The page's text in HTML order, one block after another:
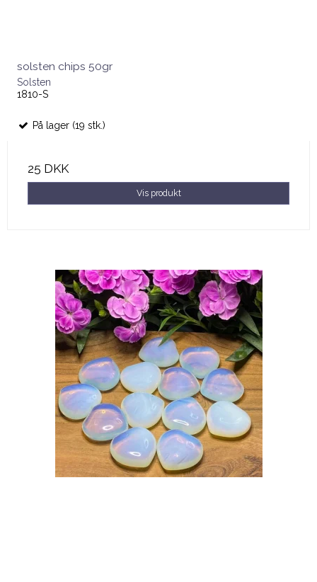
solsten chips 50gr
Solsten
1810-S
På lager (19 stk.)
25 DKK
Vis produkt